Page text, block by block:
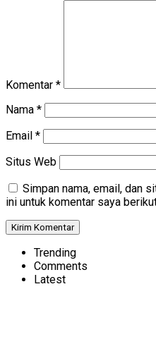
Komentar *
Nama *
Email *
Situs Web
Simpan nama, email, dan
ini untuk komentar saya
Trending
Comments
Latest